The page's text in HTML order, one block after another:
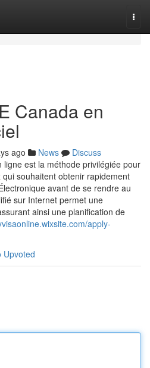
Canada en
ago News
Discuss
ligne est la méthode privilégiée pour
souhaitent obtenir rapidement
avant de se rendre au
sur Internet permet une
ainsi une planification de
apply-
Upvoted